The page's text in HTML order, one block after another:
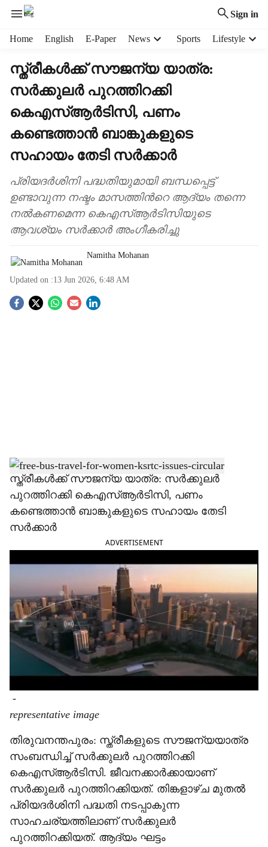
Sign in
Home English E-Paper News Sports Lifestyle
സ്ത്രീകൾക്ക് സൗജന്യ യാത്ര:
സർക്കുലർ പുറത്തിറക്കി
കെഎസ്ആർടിസി, പണം
കണ്ടെത്താൻ ബാങ്കുകളുടെ
സഹായം തേടി സർക്കാർ
പ്രിയദർശിനി പദ്ധതിയുമായി ബന്ധപ്പെട്ട്
ഉണ്ടാവുന്ന നഷ്ടം മാസത്തിന്‍റെ ആദ്യം തന്നെ
നൽകണമെന്ന കെഎസ്ആർടിസിയുടെ
ആവശ്യം സർക്കാർ അംഗീകരിച്ചു
Namitha Mohanan
Updated on :13 Jun 2026, 6:48 AM
S
h
a
r
e
സ്ത്രീകൾക്ക് സൗജന്യ യാത്ര: സർക്കുലർ
പുറത്തിറക്കി കെഎസ്ആർടിസി, പണം
കണ്ടെത്താൻ ബാങ്കുകളുടെ സഹായം തേടി
സർക്കാർ
ADVERTISEMENT
-
representative image
തിരുവനന്തപുരം: സ്ത്രീകളുടെ സൗജന്യയാത്ര
സംബന്ധിച്ച് സർക്കുലർ പുറത്തിറക്കി
കെഎസ്ആർടിസി. ജീവനക്കാർക്കായാണ്
സർക്കുലർ പുറത്തിറക്കിയത്. തിങ്കളാഴ്ച മുതൽ
പ്രിയദർശിനി പദ്ധതി നടപ്പാകുന്ന
സാഹചര്യത്തിലാണ് സർക്കുലർ
പുറത്തിറക്കിയത്. ആദ്യം ഘട്ടം